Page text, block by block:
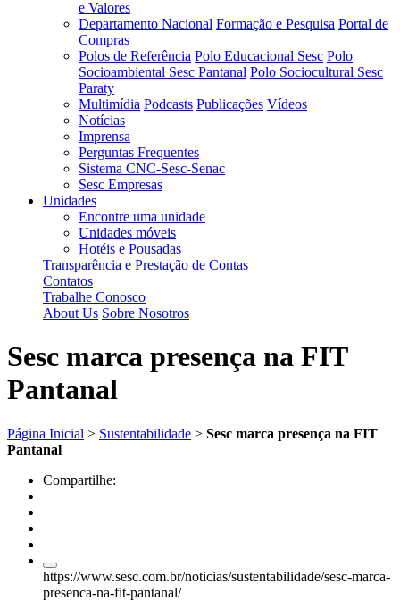
e Valores
Departamento Nacional Formação e Pesquisa Portal de
Compras
Polos de Referência Polo Educacional Sesc Polo
Socioambiental Sesc Pantanal Polo Sociocultural Sesc
Paraty
Multimídia Podcasts Publicações Vídeos
Notícias
Imprensa
Perguntas Frequentes
Sistema CNC-Sesc-Senac
Sesc Empresas
Unidades
Encontre uma unidade
Unidades móveis
Hotéis e Pousadas
Transparência e Prestação de Contas
Contatos
Trabalhe Conosco
About Us Sobre Nosotros
Sesc marca presença na FIT
Pantanal
Página Inicial > Sustentabilidade > Sesc marca presença na FIT
Pantanal
Compartilhe:
https://www.sesc.com.br/noticias/sustentabilidade/sesc-marca-
presenca-na-fit-pantanal/